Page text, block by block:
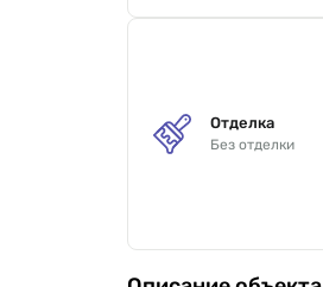
Отделка
Без отделки